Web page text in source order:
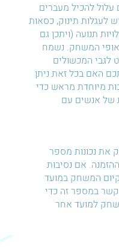
להכיל מעברים
לעגלות תינוק, כסאות
תנועה (ויתכן גם
אופי המשחק. נשמח
לגבי המכשולים
האם בכל זאת ניתן
מיוחדת מראש כדי
של אנשים עם
את נכונות מספר
אם נסיבות
המשחק במועד
קשר במספר זה כדי
למועד אחר